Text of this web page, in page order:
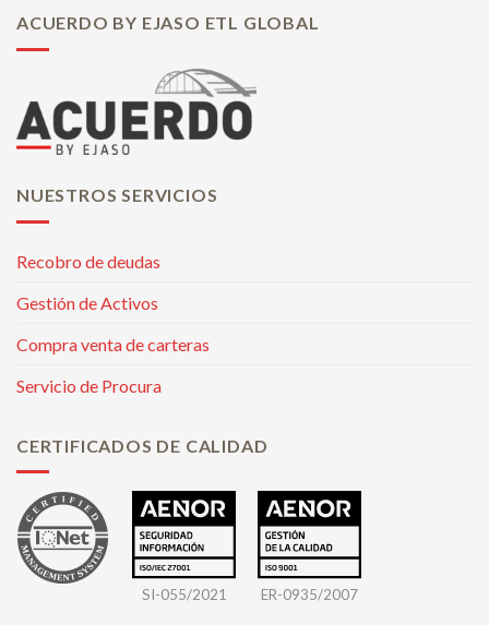
ACUERDO BY EJASO ETL GLOBAL
NUESTROS SERVICIOS
Recobro de deudas
Gestión de Activos
Compra venta de carteras
Servicio de Procura
CERTIFICADOS DE CALIDAD
SI-055/2021 ER-0935/2007